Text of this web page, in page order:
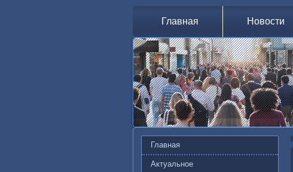
Главная Новости
Главная
Актуальное